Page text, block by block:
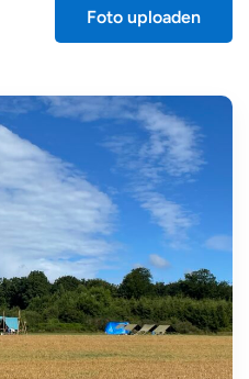
Foto uploaden